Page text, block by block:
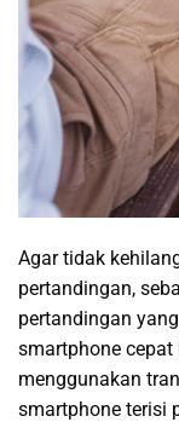
Agar tidak
pertandingan,
pertandingan
smartphone
menggunakan
smartphone terisi